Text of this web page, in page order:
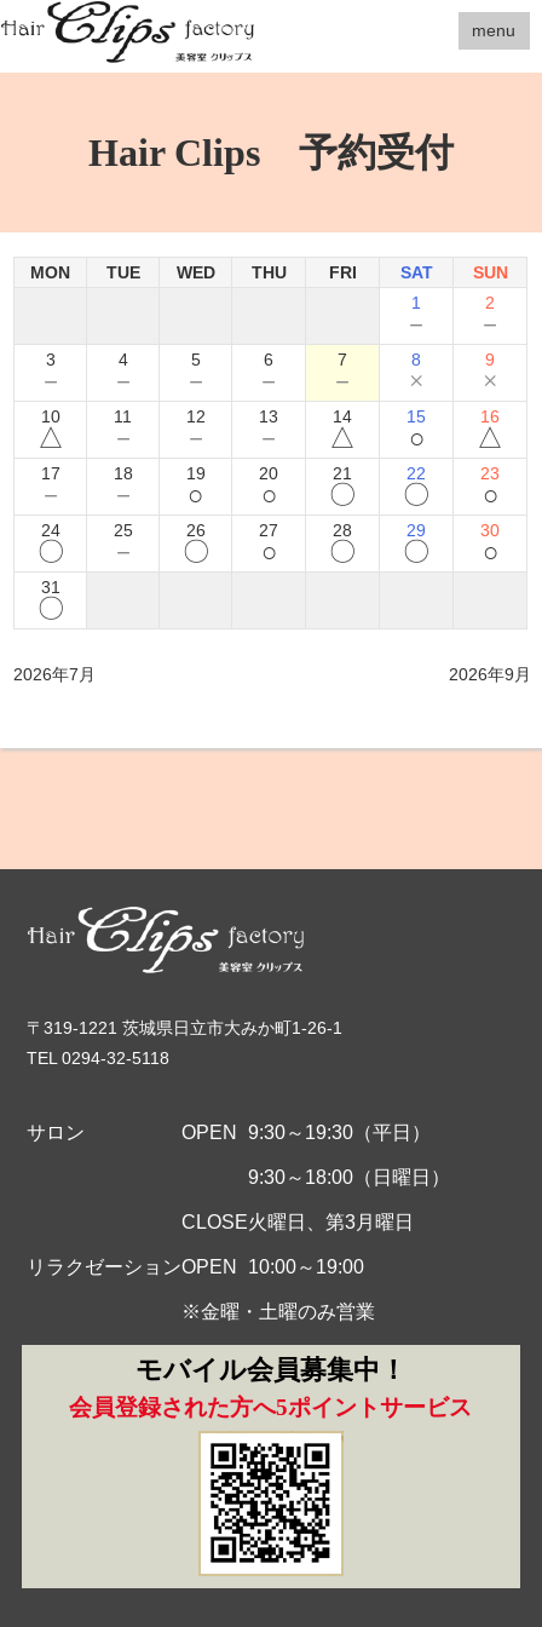
menu
Hair Clips 予約受付
MON TUE WED THU FRI SAT
SUN
1
－
2
－
3
－
4
－
5
－
6
－
7
－
8
×
9
×
10
△
11
－
12
－
13
－
14
△
15
○
16
△
17
－
18
－
19
○
20
○
21
〇
22
〇
23
○
24
〇
25
－
26
〇
27
○
28
〇
29
〇
30
○
31
〇
2026年7月 2026年9月
〒319-1221 茨城県日立市大みか町1-26-1
TEL 0294-32-5118
サロン OPEN 9:30～19:30（平日）
9:30～18:00（日曜日）
CLOSE火曜日、第3月曜日
リラクゼーションOPEN 10:00～19:00
※金曜・土曜のみ営業
モバイル会員募集中！
会員登録された方へ5ポイントサービス